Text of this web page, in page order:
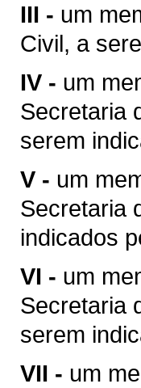
III - um
Civil, a
IV - um
Secretaria
serem
V - um
Secretaria
indicados
VI - um
Secretaria
serem
VII - um